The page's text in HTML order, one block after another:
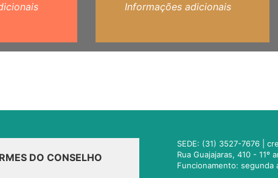
Informações adicionais
DO CONSELHO
SEDE: (31) 3527-7676 |
Rua Guajajaras, 410 -
Funcionamento: segunda